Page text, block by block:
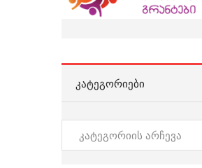
ᲙᲐᲢᲔᲒᲝᲠᲘᲔᲑᲘ
კატეგორიები